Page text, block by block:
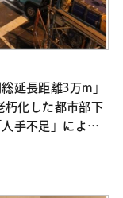
延長距離3万m」
朽化した都市部下
手不足」による